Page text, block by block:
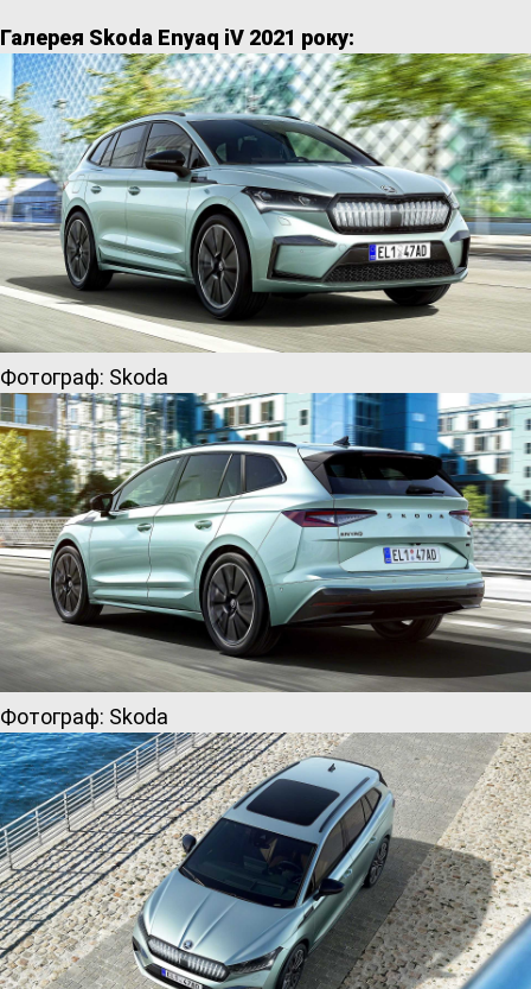
Галерея Skoda Enyaq iV 2021 року:
Фотограф: Skoda
Фотограф: Skoda